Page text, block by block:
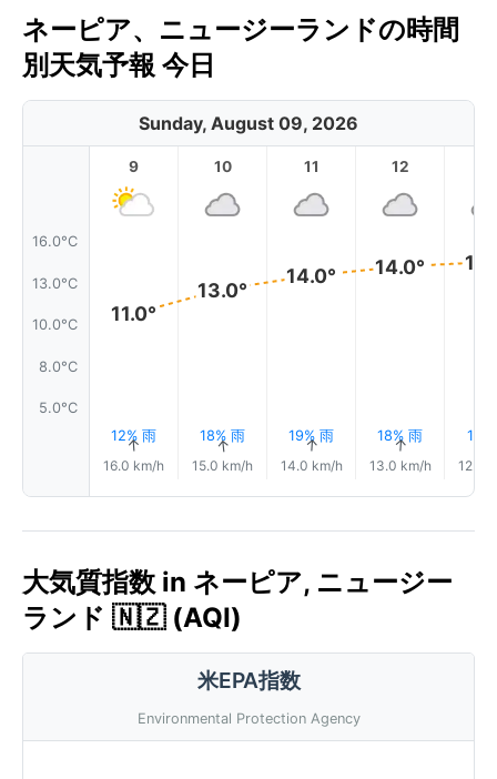
ネーピア、ニュージーランドの時間
別天気予報 今日
Sunday, August 09, 2026
16.0°C
13.0°C
10.0°C
8.0°C
5.0°C
9
11.0°
12% 雨
↑
16.0 km/h
10
13.0°
18% 雨
↑
15.0 km/h
11
14.0°
19% 雨
↑
14.0 km/h
12
14.0°
18% 雨
↑
13.0 km/h
17%
12.0
大気質指数 in ネーピア, ニュージー
ランド 🇳🇿 (AQI)
米EPA指数
Environmental Protection Agency